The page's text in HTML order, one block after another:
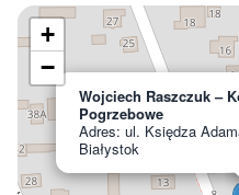
Wojciech Raszczuk –
Pogrzebowe
Adres: ul. Księdza
Białystok
+
−